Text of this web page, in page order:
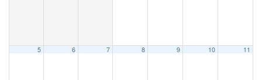
5 6 7 8 9 10 11